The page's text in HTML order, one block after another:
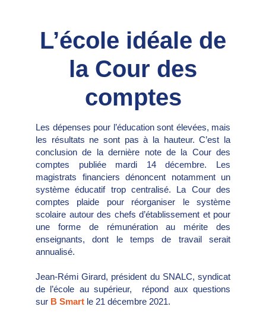
L’école idéale de
la Cour des
comptes
Les dépenses pour l’éducation sont élevées, mais
les résultats ne sont pas à la hauteur. C’est la
conclusion de la dernière note de la Cour des
comptes publiée mardi 14 décembre. Les
magistrats financiers dénoncent notamment un
système éducatif trop centralisé. La Cour des
comptes plaide pour réorganiser le système
scolaire autour des chefs d’établissement et pour
une forme de rémunération au mérite des
enseignants, dont le temps de travail serait
annualisé.
Jean-Rémi Girard, président du SNALC, syndicat
de l’école au supérieur, répond aux questions
sur B Smart le 21 décembre 2021.